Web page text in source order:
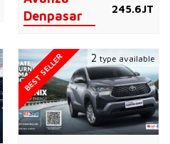
Denpasar
245.6JT
BEST SELLER 2 type available